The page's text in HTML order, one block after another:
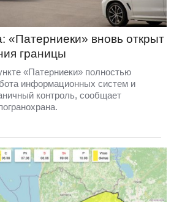
«Патерниеки» вновь открыт
границы
«Патерниеки» полностью
информационных систем и
контроль, сообщает